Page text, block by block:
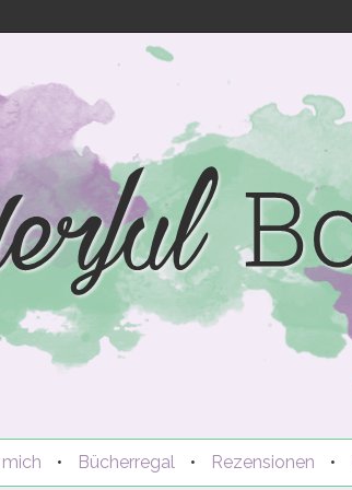
• Bücherregal• Rezensionen •